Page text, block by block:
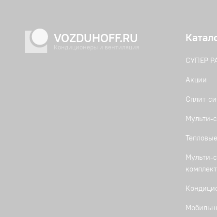
VOZDUHOFF.RU
Кондиционеры и вентиляция
СУПЕР
Акции
Сплит-
Мульти-
Мульти-